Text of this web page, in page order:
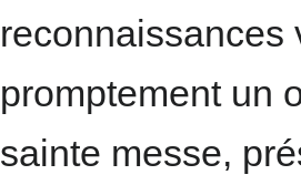
reconnaissances
promptement un
sainte messe,